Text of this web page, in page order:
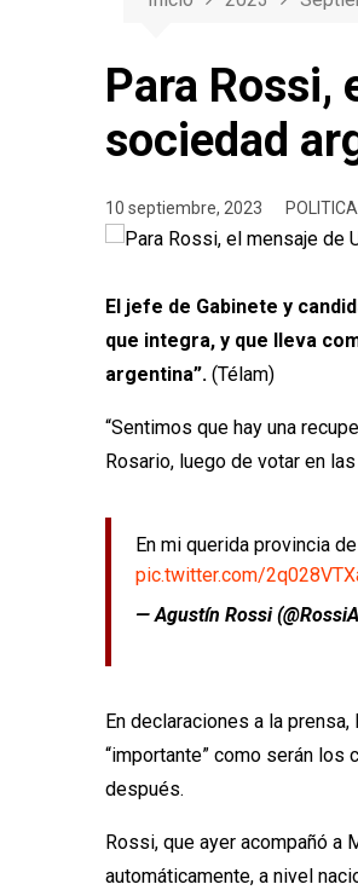
Para Rossi,
sociedad
10 septiembre, 2023 POLITICA
El jefe de Gabinete y
que integra, y que lleva
argentina”. (Télam)
“Sentimos que hay una
Rosario, luego de votar en
En mi querida provincia
pic.twitter.com/
— Agustín Rossi
En declaraciones a la
“importante” como serán
después.
Rossi, que ayer acompañó a
automáticamente, a nivel